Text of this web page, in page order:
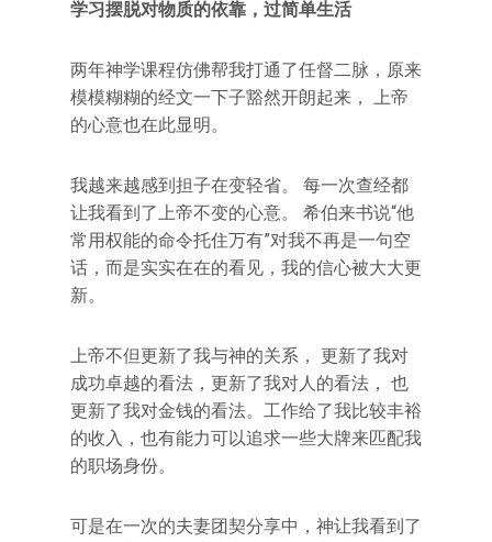
学习摆脱对物质的依靠，过简单生活
两年神学课程仿佛帮我打通了任督二脉，原来
模模糊糊的经文一下子豁然开朗起来， 上帝
的心意也在此显明。
我越来越感到担子在变轻省。 每一次查经都
让我看到了上帝不变的心意。 希伯来书说“他
常用权能的命令托住万有”对我不再是一句空
话，而是实实在在的看见，我的信心被大大更
新。
上帝不但更新了我与神的关系， 更新了我对
成功卓越的看法，更新了我对人的看法， 也
更新了我对金钱的看法。工作给了我比较丰裕
的收入，也有能力可以追求一些大牌来匹配我
的职场身份。
可是在一次的夫妻团契分享中，神让我看到了